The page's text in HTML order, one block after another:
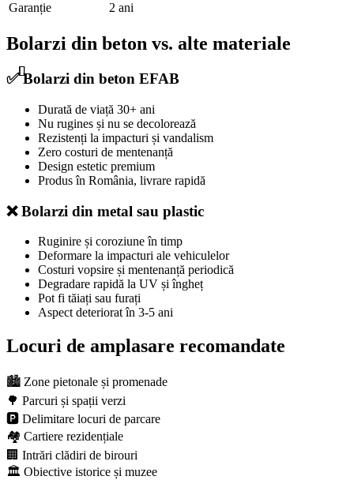
Garanție
2 ani
Bolarzi din beton vs. alte materiale
✅ Bolarzi din beton EFAB
Durată de viață 30+ ani
Nu rugines și nu se decolorează
Rezistenți la impacturi și vandalism
Zero costuri de mentenanță
Design estetic premium
Produs în România, livrare rapidă
❌ Bolarzi din metal sau plastic
Ruginire și coroziune în timp
Deformare la impacturi ale vehiculelor
Costuri vopsire și mentenanță periodică
Degradare rapidă la UV și îngheț
Pot fi tăiați sau furați
Aspect deteriorat în 3-5 ani
Locuri de amplasare recomandate
🏙️ Zone pietonale și promenade
🌳 Parcuri și spații verzi
🅿️ Delimitare locuri de parcare
🏘️ Cartiere rezidențiale
🏢 Intrări clădiri de birouri
🏛️ Obiective istorice și muzee